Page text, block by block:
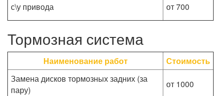
с\у привода
от 700
Тормозная система
Наименование работ
Стоимость
Замена дисков тормозных задних (за
пару)
от 1000